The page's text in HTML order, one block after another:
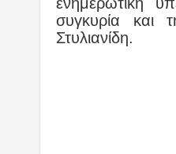
συγκυρία και
Στυλιανίδη.